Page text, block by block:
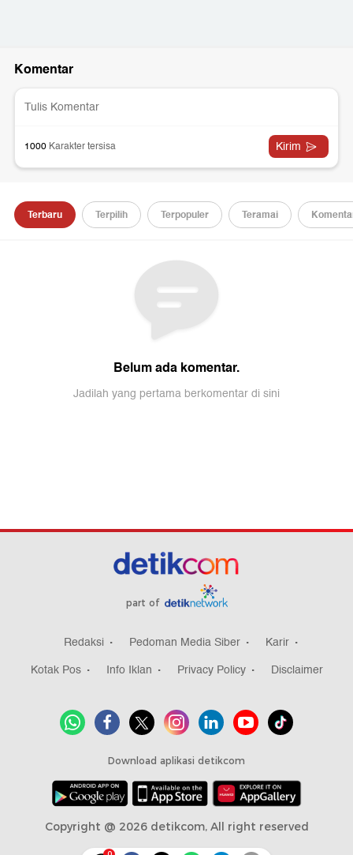
part of
Redaksi Pedoman Media Siber
Karir
Kotak Pos
Info Iklan Privacy Policy Disclaimer
Download aplikasi detikcom
Copyright @ 2026 detikcom, All right reserved